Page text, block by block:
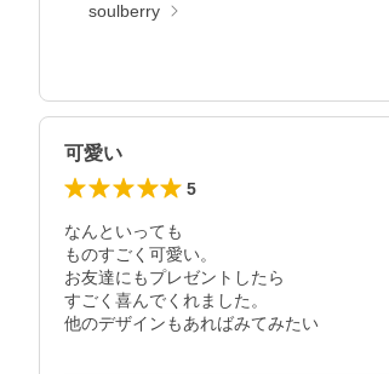
soulberry
可愛い
5
なんといっても
ものすごく可愛い。
お友達にもプレゼントしたら
すごく喜んでくれました。
他のデザインもあればみてみたい